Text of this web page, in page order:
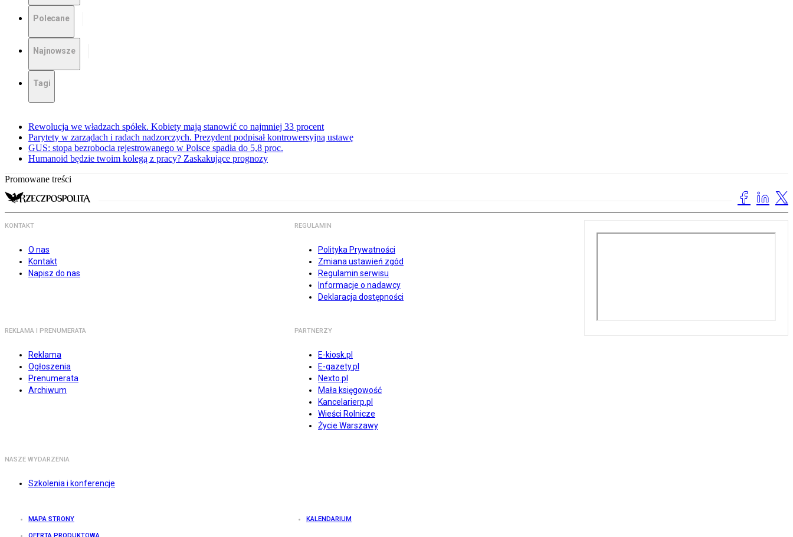
Polecane
Najnowsze
Tagi
Rewolucja we władzach spółek. Kobiety mają stanowić co najmniej 33 procent
Parytety w zarządach i radach nadzorczych. Prezydent podpisał kontrowersyjną ustawę
GUS: stopa bezrobocia rejestrowanego w Polsce spadła do 5,8 proc.
Humanoid będzie twoim kolegą z pracy? Zaskakujące prognozy
Promowane treści
KONTAKT
O nas
Kontakt
Napisz do nas
REGULAMIN
Polityka Prywatności
Zmiana ustawień zgód
Regulamin serwisu
Informacje o nadawcy
Deklaracja dostępności
REKLAMA I PRENUMERATA
Reklama
Ogłoszenia
Prenumerata
Archiwum
PARTNERZY
E-kiosk.pl
E-gazety.pl
Nexto.pl
Mała księgowość
Kancelarierp.pl
Wieści Rolnicze
Życie Warszawy
NASZE WYDARZENIA
Szkolenia i konferencje
MAPA STRONY KALENDARIUM